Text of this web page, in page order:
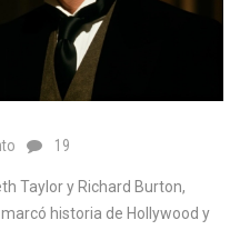
19
Taylor y Richard Burton,
historia de Hollywood y